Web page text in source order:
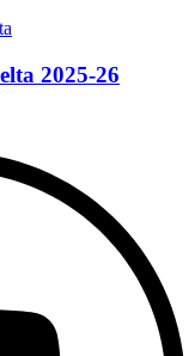
2025-26